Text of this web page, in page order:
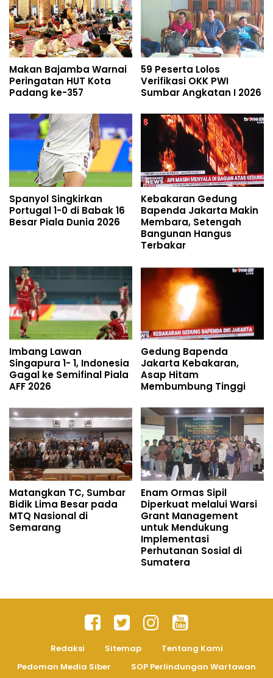
Makan Bajamba Warnai
Peringatan HUT Kota
Padang ke-357
59 Peserta Lolos
Verifikasi OKK PWI
Sumbar Angkatan I 2026
Spanyol Singkirkan
Portugal 1-0 di Babak 16
Besar Piala Dunia 2026
Kebakaran Gedung
Bapenda Jakarta Makin
Membara, Setengah
Bangunan Hangus
Terbakar
Imbang Lawan
Singapura 1- 1, Indonesia
Gagal ke Semifinal Piala
AFF 2026
Gedung Bapenda
Jakarta Kebakaran,
Asap Hitam
Membumbung Tinggi
Matangkan TC, Sumbar
Bidik Lima Besar pada
MTQ Nasional di
Semarang
Enam Ormas Sipil
Diperkuat melalui Warsi
Grant Management
untuk Mendukung
Implementasi
Perhutanan Sosial di
Sumatera
Redaksi Sitemap
Tentang Kami
Pedoman Media Siber
SOP Perlindungan Wartawan